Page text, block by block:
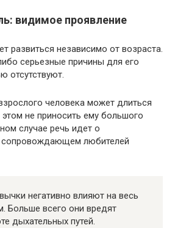
видимое проявление
развиться независимо от возраста.
серьезные причины для его
отсутствуют.
человека может длиться
не приносить ему большого
случае речь идет о
сопровождающем любителей
негативно влияют на весь
Больше всего они вредят
дыхательных путей.